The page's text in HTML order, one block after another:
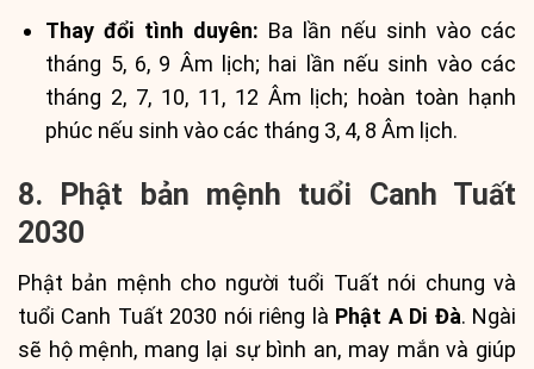
Thay đổi tình duyên: Ba lần nếu sinh vào các
tháng 5, 6, 9 Âm lịch; hai lần nếu sinh vào các
tháng 2, 7, 10, 11, 12 Âm lịch; hoàn toàn hạnh
phúc nếu sinh vào các tháng 3, 4, 8 Âm lịch.
8. Phật bản mệnh tuổi Canh Tuất
2030
Phật bản mệnh cho người tuổi Tuất nói chung và
tuổi Canh Tuất 2030 nói riêng là Phật A Di Đà. Ngài
sẽ hộ mệnh, mang lại sự bình an, may mắn và giúp